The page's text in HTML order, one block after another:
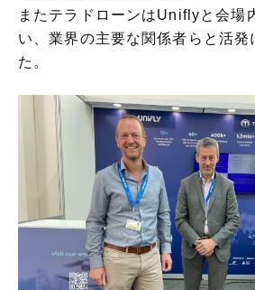
またテラドローンはUniflyと会場
い、業界の主要な関係者らと活発
た。